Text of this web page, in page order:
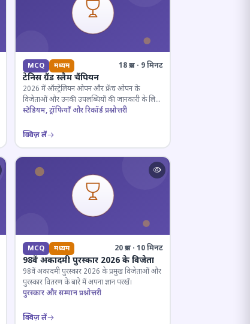
MCQ मध्यम 18 प्रश्न · 9 मिनट
टेनिस ग्रैंड स्लैम चैंपियन
2026 में ऑस्ट्रेलियन ओपन और फ्रेंच ओपन के
विजेताओं और उनकी उपलब्धियों की जानकारी के लिए
क्विज़।
स्टेडियम, ट्रॉफियाँ और रिकॉर्ड प्रश्नोत्तरी
क्विज़ लें
MCQ मध्यम 20 प्रश्न · 10 मिनट
98वें अकादमी पुरस्कार 2026 के विजेता
98वें अकादमी पुरस्कार 2026 के प्रमुख विजेताओं और
पुरस्कार वितरण के बारे में अपना ज्ञान परखें।
पुरस्कार और सम्मान प्रश्नोत्तरी
क्विज़ लें